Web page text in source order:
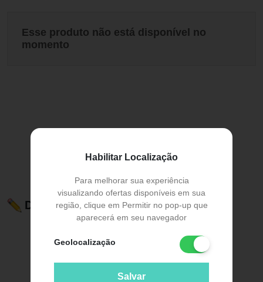
Habilitar Localização
Para melhorar sua experiência
visualizando ofertas disponíveis em sua
região, clique em Permitir no pop-up que
aparecerá em seu navegador
Geolocalização
Salvar
Esse produto não está disponível no
momento
Descrição do Produto